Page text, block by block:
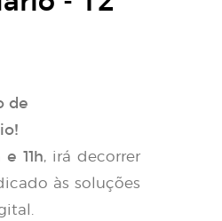
de
e 11h, irá decorrer
às soluções